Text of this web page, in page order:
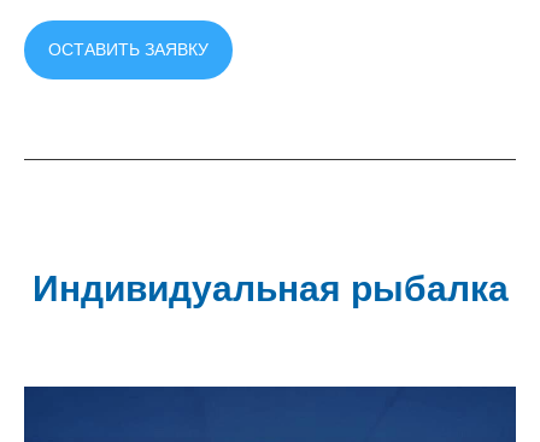
ОСТАВИТЬ ЗАЯВКУ
Индивидуальная рыбалка